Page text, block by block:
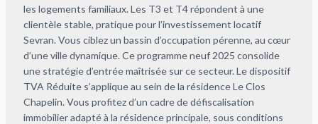
les logements familiaux. Les T3 et T4 répondent à une
clientèle stable, pratique pour l’investissement locatif
Sevran. Vous ciblez un bassin d’occupation pérenne, au cœur
d’une ville dynamique. Ce programme neuf 2025 consolide
une stratégie d’entrée maîtrisée sur ce secteur. Le dispositif
TVA Réduite s’applique au sein de la résidence Le Clos
Chapelin. Vous profitez d’un cadre de défiscalisation
immobilier adapté à la résidence principale, sous conditions